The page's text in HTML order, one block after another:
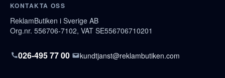
KONTAKTA OSS
ReklamButiken i Sverige AB
Org.nr. 556706-7102, VAT SE556706710201
026-495 77 00 kundtjanst@reklambutiken.com